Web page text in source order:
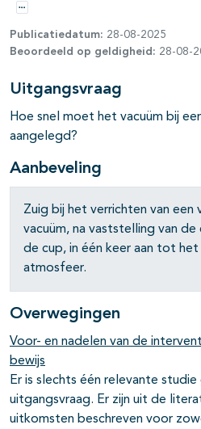
Opties
Publicatiedatum: 28-08-2025
Beoordeeld op geldigheid: 28-08-
Uitgangsvraag
Hoe snel moet het vacuüm bij
aangelegd?
Aanbeveling
Zuig bij het verrichten van een
vacuüm, na vaststelling van
de cup, in één keer aan tot
atmosfeer.
Overwegingen
Voor- en nadelen van de
bewijs
Er is slechts één relevante
uitgangsvraag. Er zijn uit de
uitkomsten beschreven voor